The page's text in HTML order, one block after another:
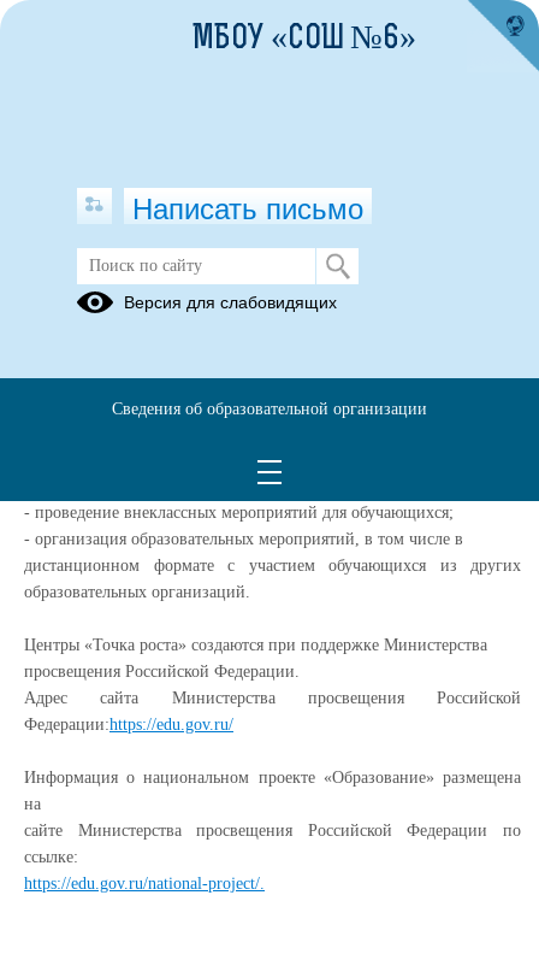
Общая информация о "Точке роста"
Центр «Точка роста» является частью образовательной среды
МБОУ "СОШ №6", на базе которой осуществляется:
- преподавание программ дополнительного образования детей;
- проведение внеклассных мероприятий для обучающихся;
- организация образовательных мероприятий, в том числе в
дистанционном формате с участием обучающихся из других
образовательных организаций.
Центры «Точка роста» создаются при поддержке Министерства
просвещения Российской Федерации.
Адрес сайта Министерства просвещения Российской
Федерации:https://edu.gov.ru/
Информация о национальном проекте «Образование» размещена
на
сайте Министерства просвещения Российской Федерации по
ссылке:
https://edu.gov.ru/national-project/.
МБОУ «СОШ №6»
Написать письмо
Версия для слабовидящих
Сведения об образовательной организации